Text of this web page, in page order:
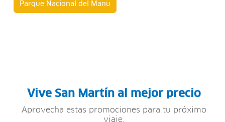
Parque Nacional del Manu
Vive San Martín al mejor precio
Aprovecha estas promociones para tu próximo
viaje.